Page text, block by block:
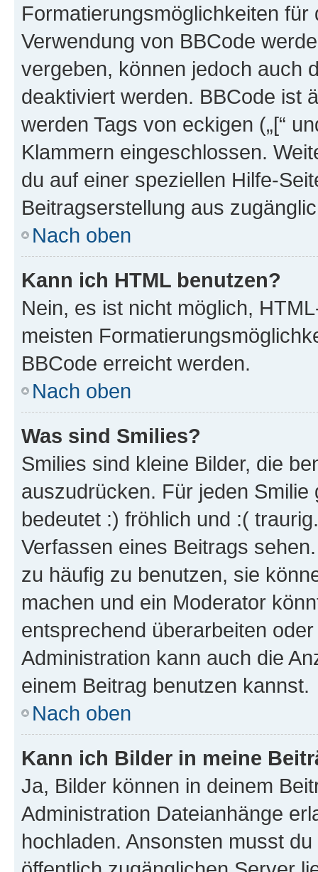
Formatierungsmöglichkeiten
Verwendung von BBCode
vergeben, können jedoch auch
deaktiviert werden. BBCode ist
werden Tags von eckigen („[“
Klammern eingeschlossen.
du auf einer speziellen Hilfe-
Beitragserstellung aus
Nach oben
Kann ich HTML benutzen?
Nein, es ist nicht möglich,
meisten
BBCode erreicht werden.
Nach oben
Was sind Smilies?
Smilies sind kleine Bilder, die
auszudrücken. Für jeden
bedeutet :) fröhlich und :(
Verfassen eines Beitrags
zu häufig zu benutzen, sie
machen und ein Moderator
entsprechend überarbeiten
Administration kann auch die
einem Beitrag benutzen kannst.
Nach oben
Kann ich Bilder in meine
Ja, Bilder können in deinem
Administration Dateianhänge
hochladen. Ansonsten musst